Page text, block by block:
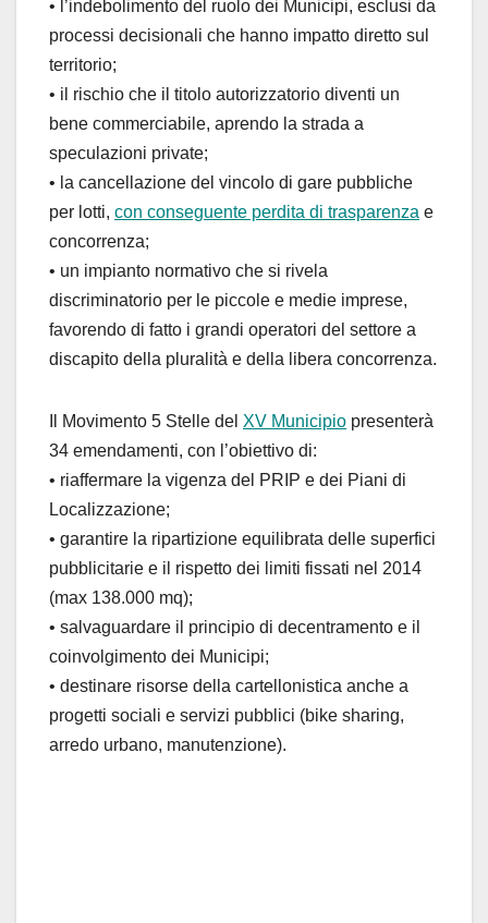
• l’indebolimento del ruolo dei Municipi, esclusi da
processi decisionali che hanno impatto diretto sul
territorio;
• il rischio che il titolo autorizzatorio diventi un
bene commerciabile, aprendo la strada a
speculazioni private;
• la cancellazione del vincolo di gare pubbliche
per lotti, con conseguente perdita di trasparenza e
concorrenza;
• un impianto normativo che si rivela
discriminatorio per le piccole e medie imprese,
favorendo di fatto i grandi operatori del settore a
discapito della pluralità e della libera concorrenza.
Il Movimento 5 Stelle del XV Municipio presenterà
34 emendamenti, con l’obiettivo di:
• riaffermare la vigenza del PRIP e dei Piani di
Localizzazione;
• garantire la ripartizione equilibrata delle superfici
pubblicitarie e il rispetto dei limiti fissati nel 2014
(max 138.000 mq);
• salvaguardare il principio di decentramento e il
coinvolgimento dei Municipi;
• destinare risorse della cartellonistica anche a
progetti sociali e servizi pubblici (bike sharing,
arredo urbano, manutenzione).